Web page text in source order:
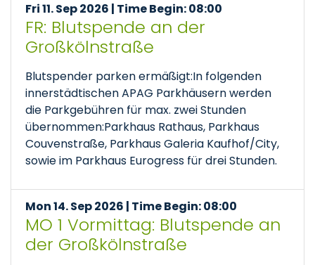
Fri 11. Sep 2026 | Time Begin: 08:00
FR: Blutspende an der
Großkölnstraße
Blutspender parken ermäßigt:In folgenden
innerstädtischen APAG Parkhäusern werden
die Parkgebühren für max. zwei Stunden
übernommen:Parkhaus Rathaus, Parkhaus
Couvenstraße, Parkhaus Galeria Kaufhof/City,
sowie im Parkhaus Eurogress für drei Stunden.
Mon 14. Sep 2026 | Time Begin: 08:00
MO 1 Vormittag: Blutspende an
der Großkölnstraße